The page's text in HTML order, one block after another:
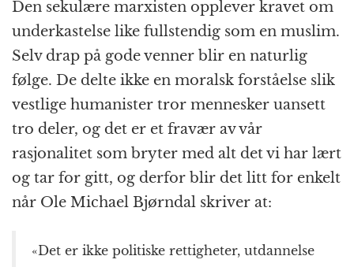
Den sekulære marxisten opplever kravet om
underkastelse like fullstendig som en muslim.
Selv drap på gode venner blir en naturlig
følge. De delte ikke en moralsk forståelse slik
vestlige humanister tror mennesker uansett
tro deler, og det er et fravær av vår
rasjonalitet som bryter med alt det vi har lært
og tar for gitt, og derfor blir det litt for enkelt
når Ole Michael Bjørndal skriver at:
«Det er ikke politiske rettigheter, utdannelse